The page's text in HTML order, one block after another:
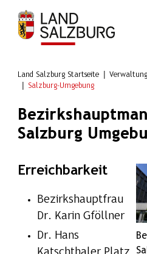
Zum Hauptinhalt springen
Land Salzburg Startseite Verwaltung
Salzburg-Umgebung
Salzburg
Erreichbarkeit
Bezirkshauptfrau
Dr. Karin Gföllner
Dr. Hans